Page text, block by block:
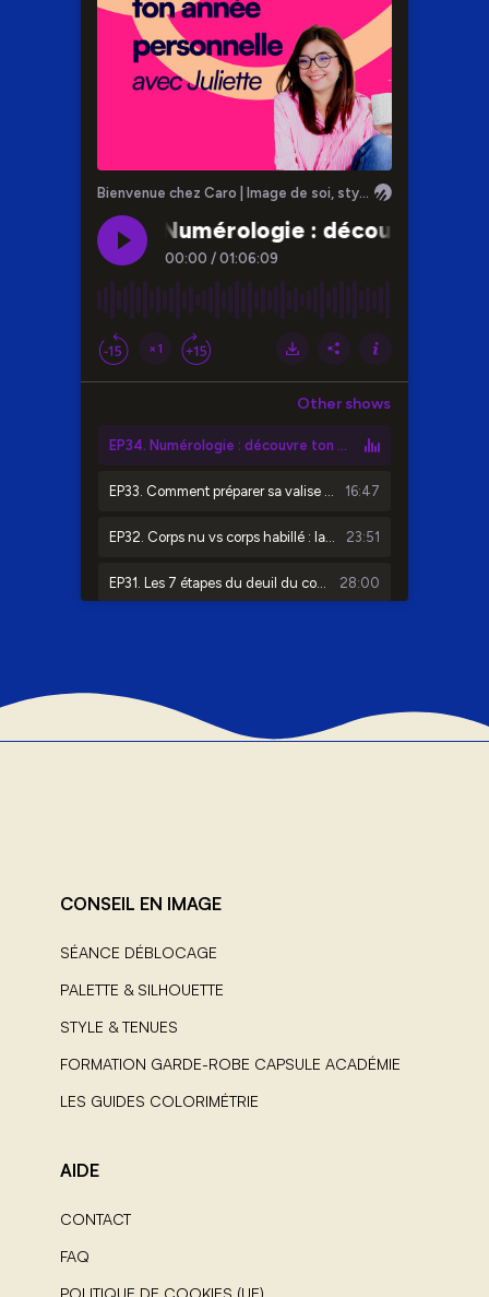
CONSEIL EN IMAGE
SÉANCE DÉBLOCAGE
PALETTE & SILHOUETTE
STYLE & TENUES
FORMATION GARDE-ROBE CAPSULE ACADÉMIE
LES GUIDES COLORIMÉTRIE
AIDE
CONTACT
FAQ
POLITIQUE DE COOKIES (UE)